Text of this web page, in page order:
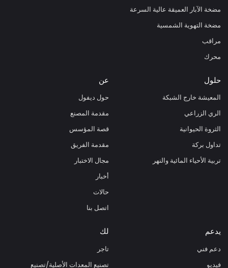
مضخة الآبار العميقة عالية السرعة
مضخة التهوية الشمسية
مراقب
محرك
حلول
المعيشة خارج الشبكة
الري الزراعي
الثروة الحيوانية
تداول بركة
تربية الأحياء المائية والنهر
عن
حول ديفول
مقدمة المصنع
قصة المؤسس
مقدمة الفريق
مجال الاختبار
أخبار
حالات
اتصل بنا
يدعم
دعم فني
فيديو
لك
تاجر
تصنيع المعدات الأصلية/تصنيع